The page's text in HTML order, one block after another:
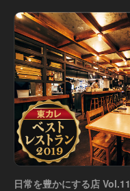
日常を豊かにする店 Vol.11